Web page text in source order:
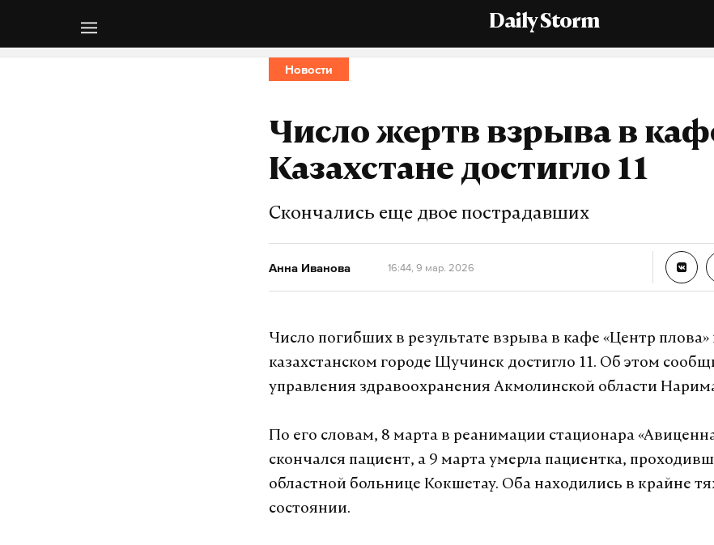
Daily Storm
Новости
Число жертв взрыва в
Казахстане достигло 11
Скончались еще двое пострадавших
Анна Иванова 16:44, 9 мар. 2026
Число погибших в результате взрыва в кафе «Центр плова»
казахстанском городе Щучинск достигло 11. Об этом
управления здравоохранения Акмолинской области
По его словам, 8 марта в реанимации стационара
скончался пациент, а 9 марта умерла пациентка,
областной больнице Кокшетау. Оба находились в крайне
состоянии.